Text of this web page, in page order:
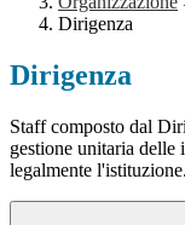
Dirigenza
Dirigenza
Staff composto dal
gestione unitaria delle
legalmente l'istituzione.